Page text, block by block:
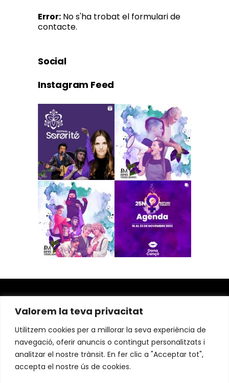
Valorem la teva privacitat
Utilitzem cookies per a millorar la seva experiència de
navegació, oferir anuncis o contingut personalitzats i
analitzar el nostre trànsit. En fer clic a "Acceptar tot",
accepta el nostre ús de cookies.
Error: No s'ha trobat el formulari de
contacte.
Social
Instagram Feed